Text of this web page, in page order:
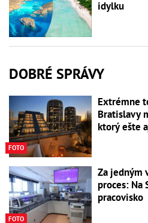
idylku
DOBRÉ SPRÁVY
FOTO
Extrémne
Bratislavy
ktorý ešte
FOTO
Za jedným
proces: Na
pracovisko